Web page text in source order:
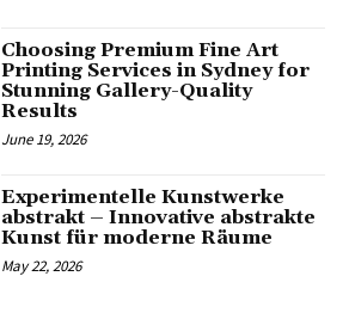
Choosing Premium Fine Art
Printing Services in Sydney for
Stunning Gallery-Quality
Results
June 19, 2026
Experimentelle Kunstwerke
abstrakt – Innovative abstrakte
Kunst für moderne Räume
May 22, 2026